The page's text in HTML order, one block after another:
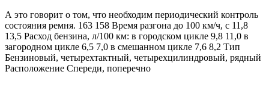
А это говорит о том, что необходим периодический контроль
состояния ремня. 163 158 Время разгона до 100 км/ч, с 11,8
13,5 Расход бензина, л/100 км: в городском цикле 9,8 11,0 в
загородном цикле 6,5 7,0 в смешанном цикле 7,6 8,2 Тип
Бензиновый, четырехтактный, четырехцилиндровый, рядный
Расположение Спереди, поперечно